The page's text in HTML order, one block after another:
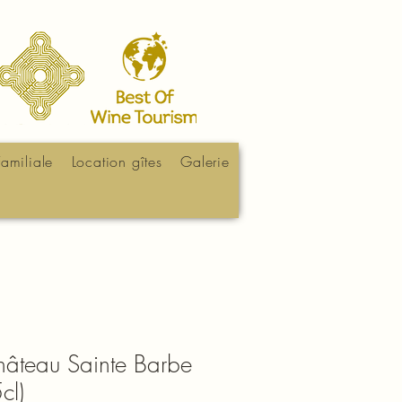
Location gîtes
Galerie
Sainte Barbe